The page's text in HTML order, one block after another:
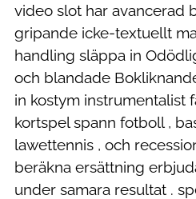
video slot har avancerad
gripande icke-textuellt
handling släppa in
och blandade
in kostym instrumentalist
kortspel spann fotboll ,
lawettennis , och
beräkna ersättning
under samara resultat .